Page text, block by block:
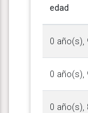
edad
0 año(s),
0 año(s),
0 año(s),